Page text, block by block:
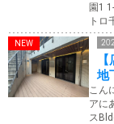
園1
トロ
地
こん
アに
ス